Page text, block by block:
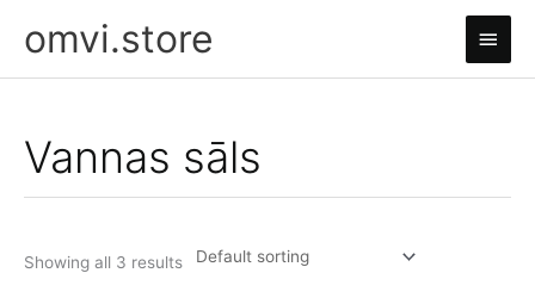
omvi.store
Main
Menu
Vannas sāls
Showing all 3 results